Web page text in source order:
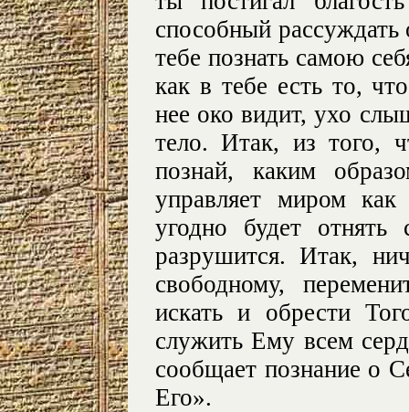
способный
тебе познать самою
как в тебе есть то,
нее око видит, ухо
тело. Итак, из того,
познай, каким
управляет миром
угодно будет
разрушится. Итак,
свободному,
искать и обрести
служить Ему всем
сообщает познание о
Его».